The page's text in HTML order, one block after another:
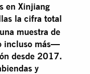
en Xinjiang
la cifra total
muestra de
incluso más—
desde 2017.
y